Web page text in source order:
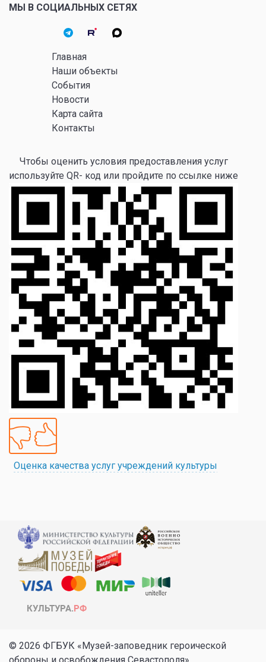
МЫ В СОЦИАЛЬНЫХ СЕТЯХ
Главная
Наши объекты
События
Новости
Карта сайта
Контакты
Чтобы оценить условия предоставления услуг
используйте QR- код или пройдите по ссылке ниже
Оценка качества услуг учреждений культуры
© 2026 ФГБУК «Музей-заповедник героической